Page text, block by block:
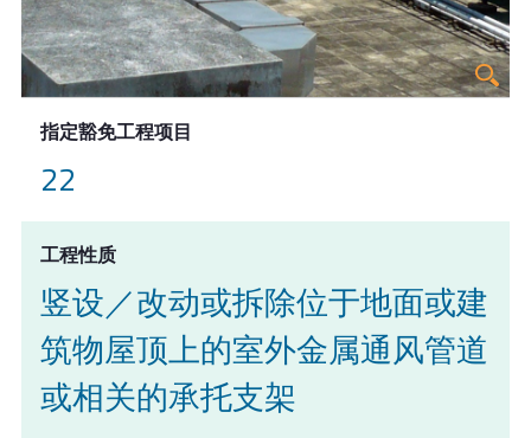
指定豁免工程项目
22
工程性质
竖设／改动或拆除位于地面或建
筑物屋顶上的室外金属通风管道
或相关的承托支架